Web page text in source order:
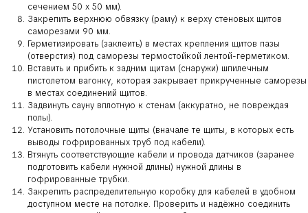
сечением 50 х 50 мм).
Закрепить верхнюю обвязку (раму) к верху стеновых щитов
саморезами 90 мм.
Герметизировать (заклеить) в местах крепления щитов пазы
(отверстия) под саморезы термостойкой лентой-герметиком.
Вставить и прибить к задним щитам (снаружи) шпилечным
пистолетом вагонку, которая закрывает прикрученные саморезы
в местах соединений щитов.
Задвинуть сауну вплотную к стенам (аккуратно, не повреждая
полы).
Установить потолочные щиты (вначале те щиты, в которых есть
выводы гофрированных труб под кабели).
Втянуть соответствующие кабели и провода датчиков (заранее
подготовить кабели нужной длины) нужной длины в
гофрированные трубки.
Закрепить распределительную коробку для кабелей в удобном
доступном месте на потолке. Проверить и надёжно соединить